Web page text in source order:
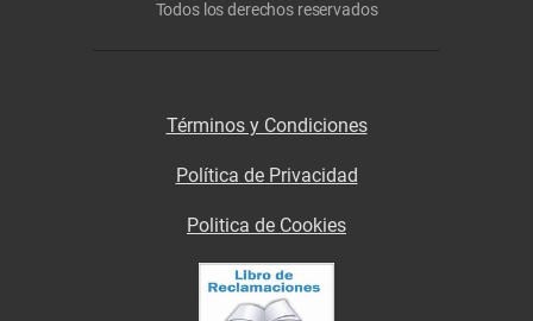
Todos los derechos reservados
Términos y Condiciones
Política de Privacidad
Politica de Cookies